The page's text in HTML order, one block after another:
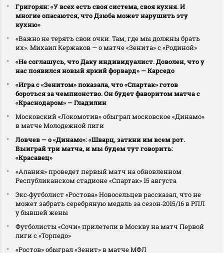
Григорян: «У всех есть своя система, своя кухня. И
многие опасаются, что Дзюба может нарушить эту
кухню»
«Важно не терять свои очки. Там, где мы должны брать
их». Михаил Кержаков — о матче «Зенита» с «Родиной»
«Не соглашусь, что Даку индивидуалист. Доволен, что у
нас появился новый яркий форвард» — Карседо
«Игра с «Зенитом» показала, что «Спартак» готов
бороться за чемпионство. Он будет фаворитом матча с
«Краснодаром» — Гладилин
Московский «Локомотив» обыграл московское «Динамо»
в матче Молодежной лиги
Ловчев — о «Динамо»: «Шварц, заткни им всем рот.
Выиграй три матча, и мы будем тут говорить:
«Красавец»
«Алания» проведет первый матч на обновленном
Республиканском стадионе «Спартак» 15 августа
Экс‑футболист «Ростова» Новосельцев рассказал, что не
может забрать серебряную медаль за сезон‑2015/16 в РПЛ
у бывшей жены
Футболисты «Сочи» прилетели в Москву на матч Первой
лиги с «Торпедо»
«Ростов» обыграл «Зенит» в матче МФЛ